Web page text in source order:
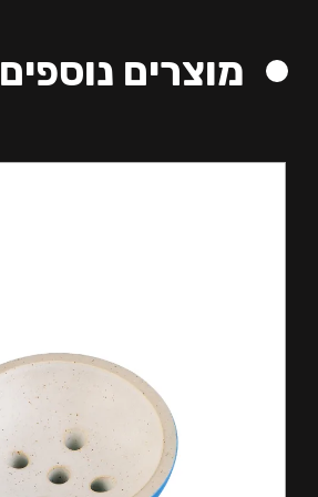
מוצרים נוספים